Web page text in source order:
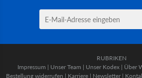
RUBRIKEN
Impressum | Unser Team | Unser Kodex | Über
Bestellung widerrufen | Karriere | Newsletter |